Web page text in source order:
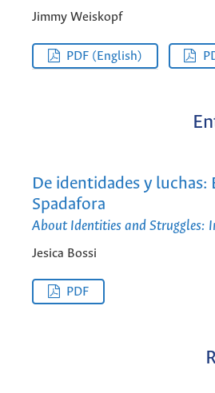
Jimmy Weiskopf
PDF (English)
De identidades y
Spadafora
About Identities and Struggles:
Jesica Bossi
PDF